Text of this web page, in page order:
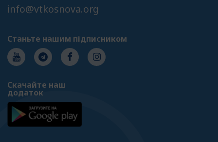
info@vtkosnova.org
Станьте нашим підписником
Скачайте наш
додаток